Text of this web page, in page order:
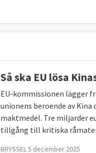
Så ska EU lösa
EU-kommissionen lägger
unionens beroende av Kina
maktmedel. Tre miljarder
tillgång till kritiska
BRYSSEL 5 december 2025